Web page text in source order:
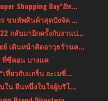
Shopping Day”อัพ...
ขนทัพสินค้าสุดปังจัด ...
กลับมาอีกครั้งกับงานป...
เดินหน้าติดอาวุธร้านค...
ที่ซีคอน บางแค
ที่ยวกับแกร็บ อะเมซิ่...
น ยืนหนึ่งในใจผู้บริโ...